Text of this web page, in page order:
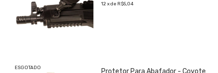
12xde R$5,04
ESGOTADO Protetor Para Abafador - Coyote